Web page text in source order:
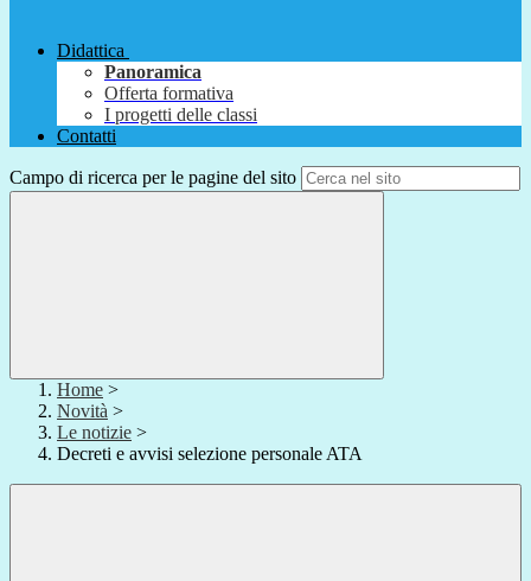
Didattica
Panoramica
Offerta formativa
I progetti delle classi
Contatti
Campo di ricerca per le pagine del sito
Home >
Novità >
Le notizie >
Decreti e avvisi selezione personale ATA